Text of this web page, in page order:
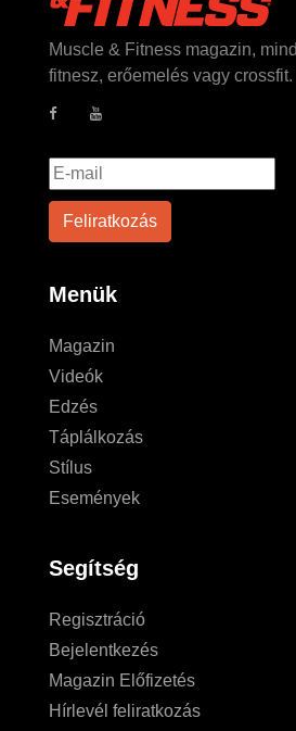
Muscle & Fitness magazin,
fitnesz, erőemelés vagy crossfit.
Menük
Magazin
Videók
Edzés
Táplálkozás
Stílus
Események
Segítség
Regisztráció
Bejelentkezés
Magazin Előfizetés
Hírlevél feliratkozás